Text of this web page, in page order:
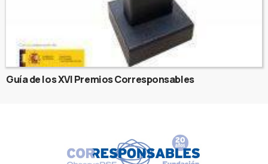
Guía de los XVI Premios Corresponsables